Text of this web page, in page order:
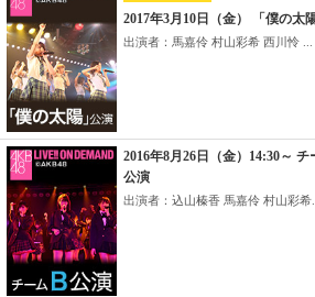
2017年3月10日（金） 「僕の太
出演者：馬嘉伶 村山彩希 西川怜 ...
2016年8月26日（金）14:30～
公演
出演者：込山榛香 馬嘉伶 村山彩希...